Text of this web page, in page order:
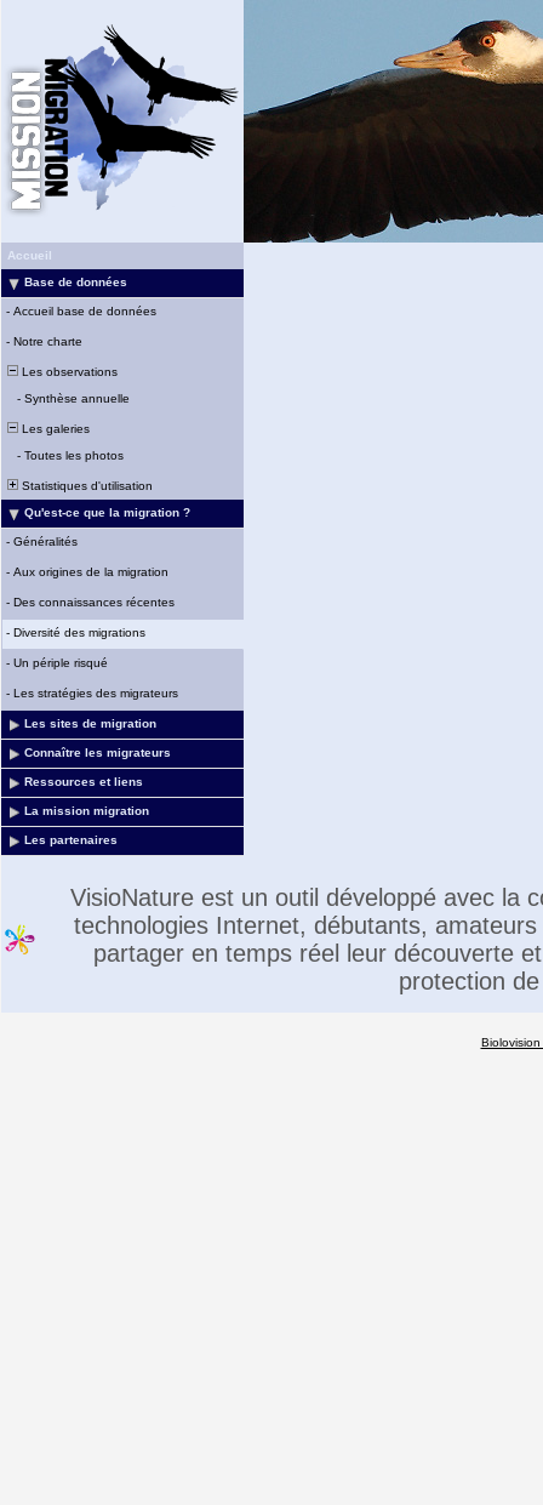
Accueil
Base de données
- Accueil base de données
- Notre charte
Les observations
- Synthèse annuelle
Les galeries
- Toutes les photos
Statistiques d'utilisation
Qu'est-ce que la migration ?
- Généralités
- Aux origines de la migration
- Des connaissances récentes
- Diversité des migrations
- Un périple risqué
- Les stratégies des migrateurs
Les sites de migration
Connaître les migrateurs
Ressources et liens
La mission migration
Les partenaires
VisioNature est un outil développé avec la
technologies Internet, débutants,
partager en temps réel leur découverte
protection
Biolovision